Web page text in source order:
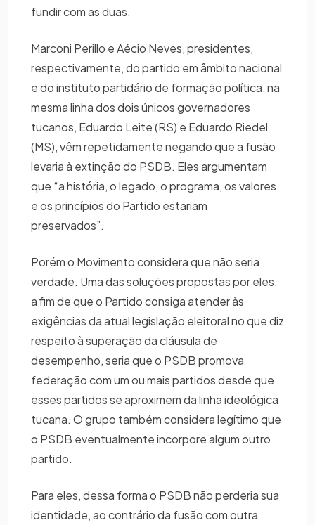
fundir com as duas.
Marconi Perillo e Aécio Neves, presidentes,
respectivamente, do partido em âmbito nacional
e do instituto partidário de formação política, na
mesma linha dos dois únicos governadores
tucanos, Eduardo Leite (RS) e Eduardo Riedel
(MS), vêm repetidamente negando que a fusão
levaria à extinção do PSDB. Eles argumentam
que “a história, o legado, o programa, os valores
e os princípios do Partido estariam
preservados”.
Porém o Movimento considera que não seria
verdade. Uma das soluções propostas por eles,
a fim de que o Partido consiga atender às
exigências da atual legislação eleitoral no que diz
respeito à superação da cláusula de
desempenho, seria que o PSDB promova
federação com um ou mais partidos desde que
esses partidos se aproximem da linha ideológica
tucana. O grupo também considera legítimo que
o PSDB eventualmente incorpore algum outro
partido.
Para eles, dessa forma o PSDB não perderia sua
identidade, ao contrário da fusão com outra